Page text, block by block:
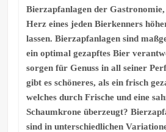
Bierzapfanlagen der Gastronomie,
Herz eines jeden Bierkenners
lassen. Bierzapfanlagen sind
ein optimal gezapftes Bier
sorgen für Genuss in all seiner
gibt es schöneres, als ein frisch
welches durch Frische und eine
Schaumkrone überzeugt?
sind in unterschiedlichen